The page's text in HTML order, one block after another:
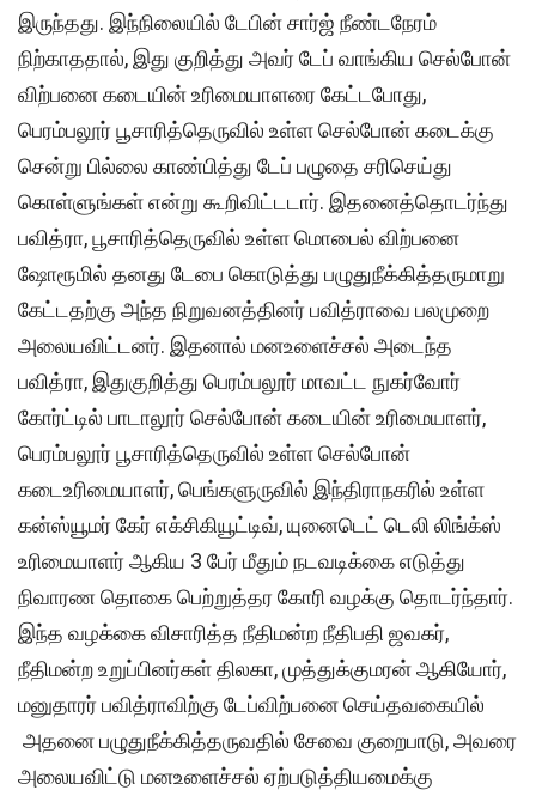
இருந்தது. இந்நிலையில் டேபின் சார்ஜ் நீண்டநேரம்
நிற்காததால், இது குறித்து அவர் டேப் வாங்கிய செல்போன்
விற்பனை கடையின் உரிமையாளரை கேட்டபோது,
பெரம்பலூர் பூசாரித்தெருவில் உள்ள செல்போன் கடைக்கு
சென்று பில்லை காண்பித்து டேப் பழுதை சரிசெய்து
கொள்ளுங்கள் என்று கூறிவிட்டடார். இதனைத்தொடர்ந்து
பவித்ரா, பூசாரித்தெருவில் உள்ள மொபைல் விற்பனை
ஷோரூமில் தனது டேபை கொடுத்து பழுதுநீக்கித்தருமாறு
கேட்டதற்கு அந்த நிறுவனத்தினர் பவித்ராவை பலமுறை
அலையவிட்டனர். இதனால் மனஉளைச்சல் அடைந்த
பவித்ரா, இதுகுறித்து பெரம்பலூர் மாவட்ட நுகர்வோர்
கோர்ட்டில் பாடாலூர் செல்போன் கடையின் உரிமையாளர்,
பெரம்பலூர் பூசாரித்தெருவில் உள்ள செல்போன்
கடைஉரிமையாளர், பெங்களுருவில் இந்திராநகரில் உள்ள
கன்ஸ்யூமர் கேர் எக்சிகியூட்டிவ், யுனைடெட் டெலி லிங்க்ஸ்
உரிமையாளர் ஆகிய 3 பேர் மீதும் நடவடிக்கை எடுத்து
நிவாரண தொகை பெற்றுத்தர கோரி வழக்கு தொடர்ந்தார்.
இந்த வழக்கை விசாரித்த நீதிமன்ற நீதிபதி ஜவகர்,
நீதிமன்ற உறுப்பினர்கள் திலகா, முத்துக்குமரன் ஆகியோர்,
மனுதாரர் பவித்ராவிற்கு டேப்விற்பனை செய்தவகையில்
அதனை பழுதுநீக்கித்தருவதில் சேவை குறைபாடு, அவரை
அலையவிட்டு மனஉளைச்சல் ஏற்படுத்தியமைக்கு